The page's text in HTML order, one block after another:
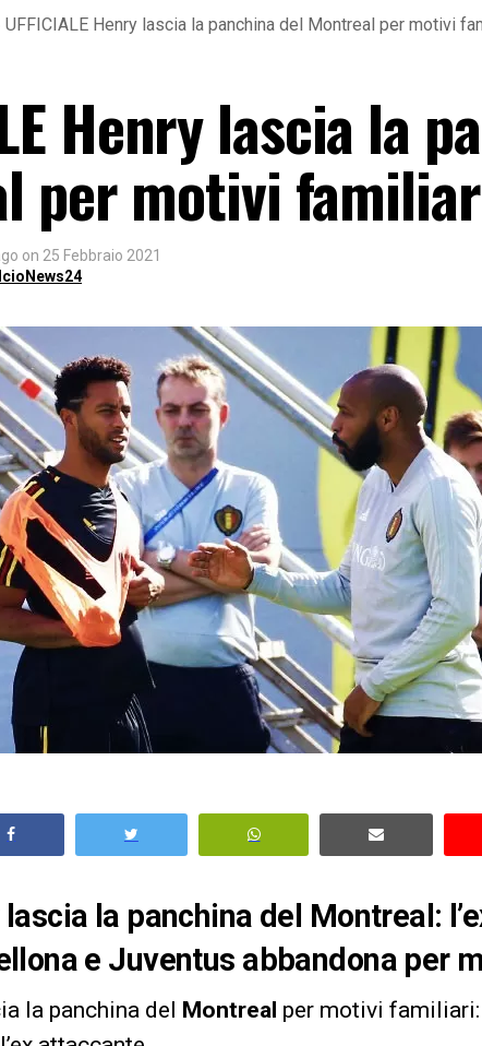
UFFICIALE Henry lascia la panchina del Montreal per motivi
Henry lascia la
per motivi
on 25 Febbraio 2021
la panchina del Montreal:
e Juventus abbandona per
la panchina del Montreal per motivi